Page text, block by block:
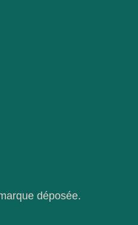
déposée.